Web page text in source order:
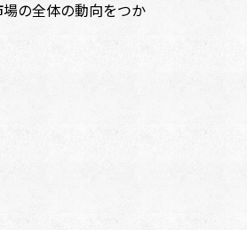
の全体の動向をつか